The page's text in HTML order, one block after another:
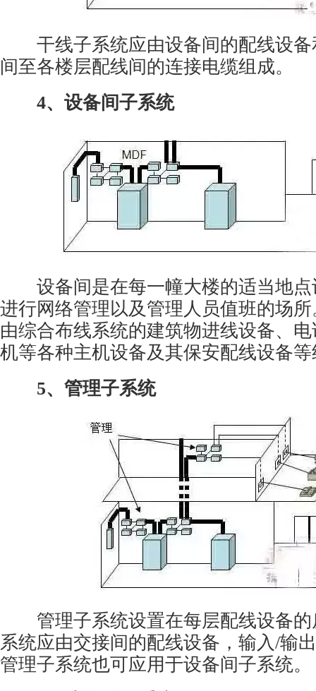
干线子系统应由设备间的配线设备
间至各楼层配线间的连接电缆组成。
4、设备间子系统
设备间是在每一幢大楼的适当地点
进行网络管理以及管理人员值班的场
由综合布线系统的建筑物进线设备、
机等各种主机设备及其保安配线设备
5、管理子系统
管理子系统设置在每层配线设备的
系统应由交接间的配线设备，输入/输
管理子系统也可应用于设备间子系统。